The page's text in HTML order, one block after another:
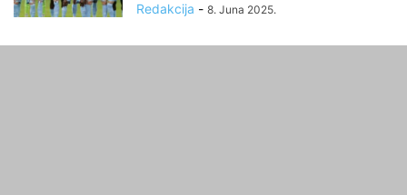
Redakcija - 8. Juna 2025.